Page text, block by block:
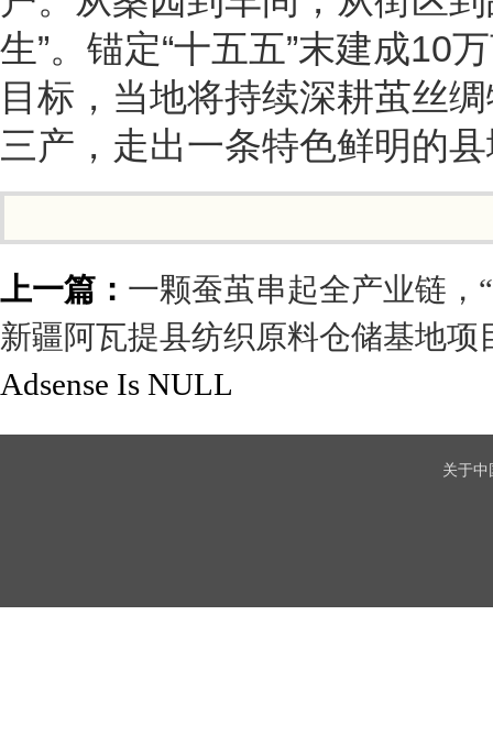
生”。锚定“十五五”末建成10
目标，当地将持续深耕茧丝
三产，走出一条特色鲜明的
上一篇： 一颗蚕茧串起全产业链，
新疆阿瓦提县纺织原料仓储基地项
Adsense Is NULL
关于中